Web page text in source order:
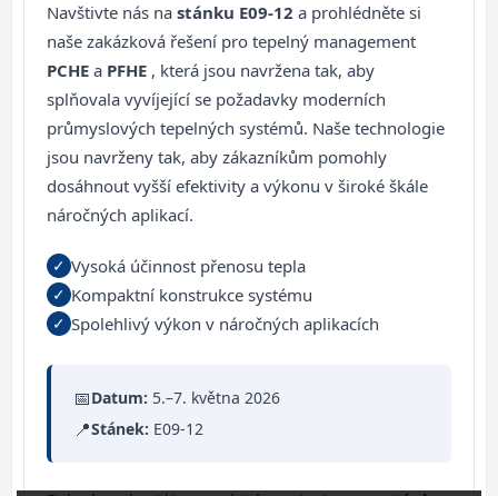
Navštivte nás na stánku E09-12 a prohlédněte si
naše zakázková řešení pro tepelný management
PCHE a PFHE , která jsou navržena tak, aby
splňovala vyvíjející se požadavky moderních
průmyslových tepelných systémů. Naše technologie
jsou navrženy tak, aby zákazníkům pomohly
dosáhnout vyšší efektivity a výkonu v široké škále
náročných aplikací.
✓ Vysoká účinnost přenosu tepla
✓ Kompaktní konstrukce systému
✓ Spolehlivý výkon v náročných aplikacích
📅Datum: 5.–7. května 2026
📍Stánek: E09-12